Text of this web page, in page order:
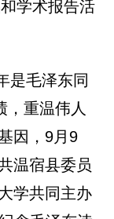
学术报告活
是毛泽东同
，重温伟人
因，9月9
温宿县委员
学共同主办